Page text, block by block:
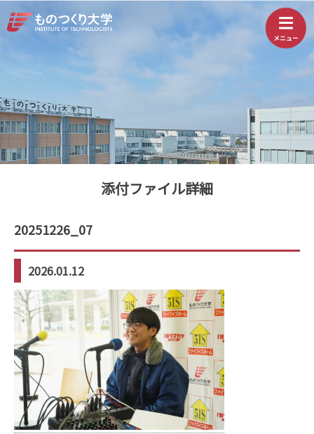
添付ファイル詳細
20251226_07
2026.01.12